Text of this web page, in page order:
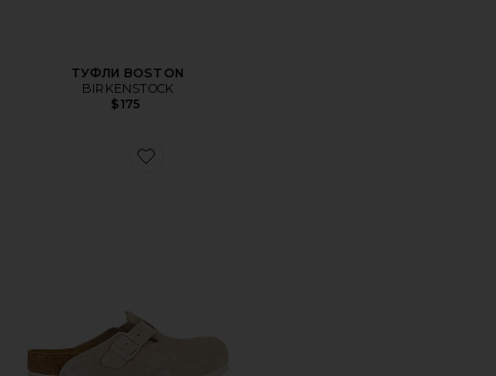
ТУФЛИ BOSTON
BIRKENSTOCK
$175
Favorite КРОССОВКИ BOSTON